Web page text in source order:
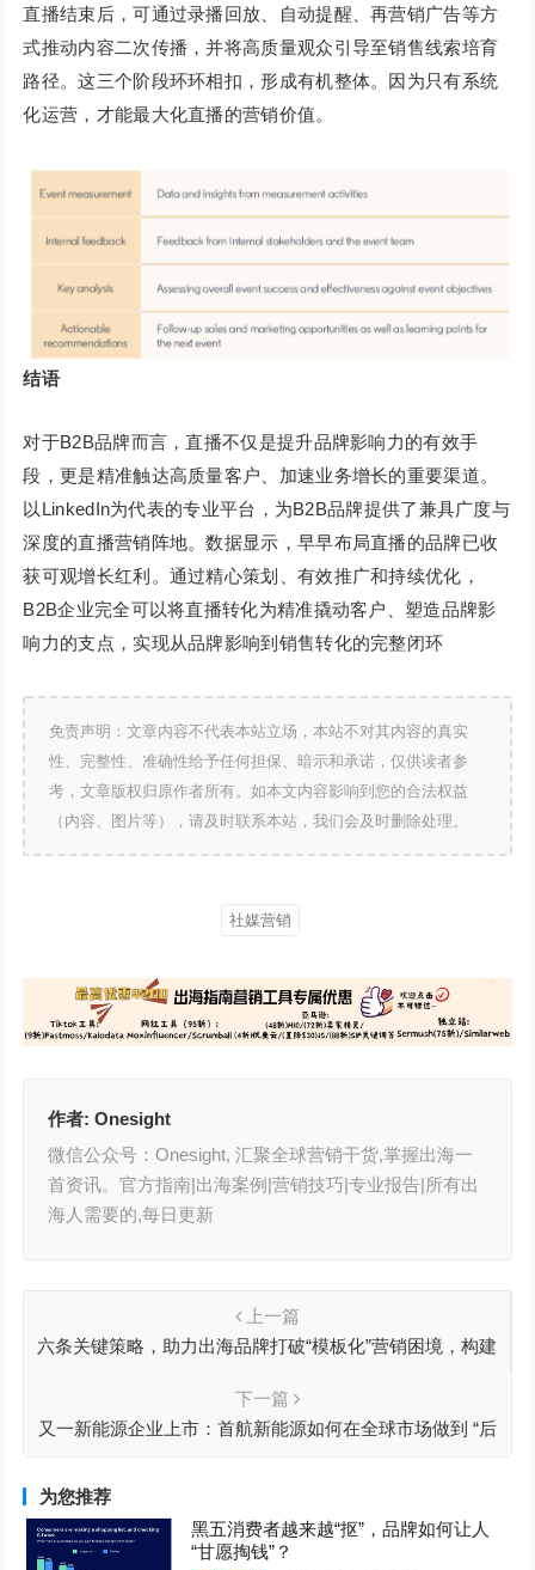
直播结束后，可通过录播回放、自动提醒、再营销广告等方
式推动内容二次传播，并将高质量观众引导至销售线索培育
路径。这三个阶段环环相扣，形成有机整体。因为只有系统
化运营，才能最大化直播的营销价值。
结语
对于B2B品牌而言，直播不仅是提升品牌影响力的有效手
段，更是精准触达高质量客户、加速业务增长的重要渠道。
以LinkedIn为代表的专业平台，为B2B品牌提供了兼具广度与
深度的直播营销阵地。数据显示，早早布局直播的品牌已收
获可观增长红利。通过精心策划、有效推广和持续优化，
B2B企业完全可以将直播转化为精准撬动客户、塑造品牌影
响力的支点，实现从品牌影响到销售转化的完整闭环
免责声明：文章内容不代表本站立场，本站不对其内容的真实
性、完整性、准确性给予任何担保、暗示和承诺，仅供读者参
考，文章版权归原作者所有。如本文内容影响到您的合法权益
（内容、图片等），请及时联系本站，我们会及时删除处理。
社媒营销
作者:Onesight
微信公众号：Onesight, 汇聚全球营销干货,掌握出海一
首资讯。官方指南|出海案例|营销技巧|专业报告|所有出
海人需要的,每日更新
上一篇
六条关键策略，助力出海品牌打破“模板化”营销困境，构建
下一篇
又一新能源企业上市：首航新能源如何在全球市场做到 “后
为您推荐
黑五消费者越来越“抠”，品牌如何让人
“甘愿掏钱”？